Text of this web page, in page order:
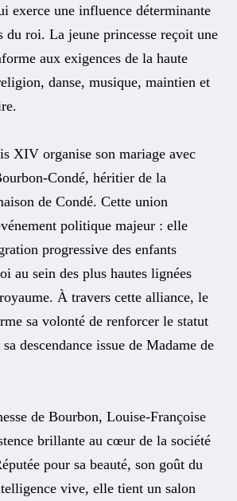
exerce une influence déterminante
du roi. La jeune princesse reçoit une
aux exigences de la haute
danse, musique, maintien et
XIV organise son mariage avec
Condé, héritier de la
de Condé. Cette union
politique majeur : elle
progressive des enfants
au sein des plus hautes lignées
À travers cette alliance, le
sa volonté de renforcer le statut
descendance issue de Madame de
de Bourbon, Louise-Françoise
brillante au cœur de la société
pour sa beauté, son goût du
vive, elle tient un salon